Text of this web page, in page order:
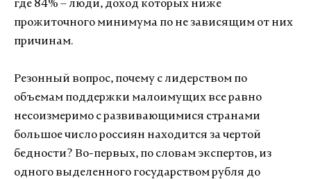
где 84% – люди, доход которых ниже
прожиточного минимума по не зависящим от них
причинам.
Резонный вопрос, почему с лидерством по
объемам поддержки малоимущих все равно
несоизмеримо с развивающимися странами
большое число россиян находится за чертой
бедности? Во-первых, по словам экспертов, из
одного выделенного государством рубля до